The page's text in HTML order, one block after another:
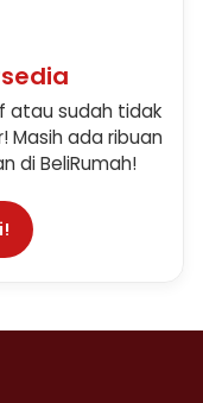
atau sudah tidak
Masih ada ribuan
di BeliRumah!